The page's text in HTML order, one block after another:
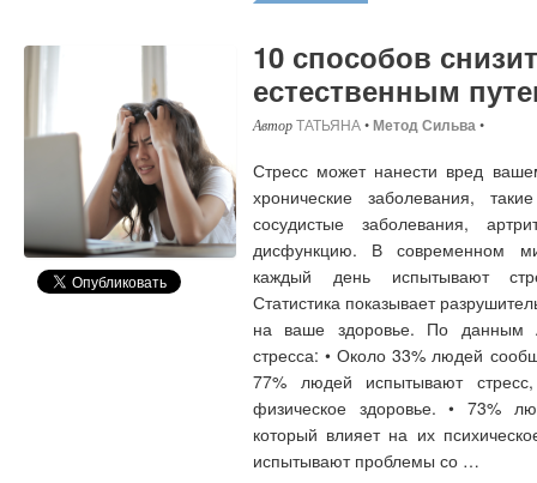
10 способов
естественным
ТАТЬЯНА•Метод Сильва•
Стресс может нанести вред
хронические заболевания,
сосудистые заболевания,
дисфункцию. В современном
каждый день испытывают
Статистика показывает
на ваше здоровье. По данным
стресса: • Около 33% людей
77% людей испытывают
физическое здоровье. • 73%
который влияет на их
испытывают проблемы со …